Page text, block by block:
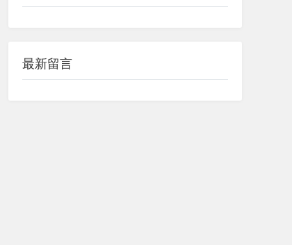
最新留言